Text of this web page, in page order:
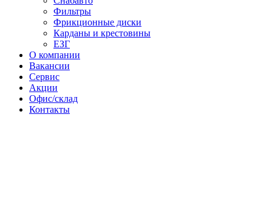
Фильтры
Фрикционные диски
Карданы и крестовины
ЕЗГ
О компании
Вакансии
Сервис
Акции
Офис/склад
Контакты